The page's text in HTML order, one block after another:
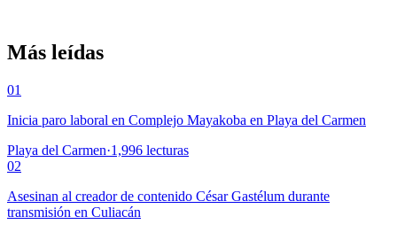
Más leídas
01
Inicia paro laboral en Complejo Mayakoba en Playa del Carmen
Playa del Carmen·1,996 lecturas
02
Asesinan al creador de contenido César Gastélum durante
transmisión en Culiacán